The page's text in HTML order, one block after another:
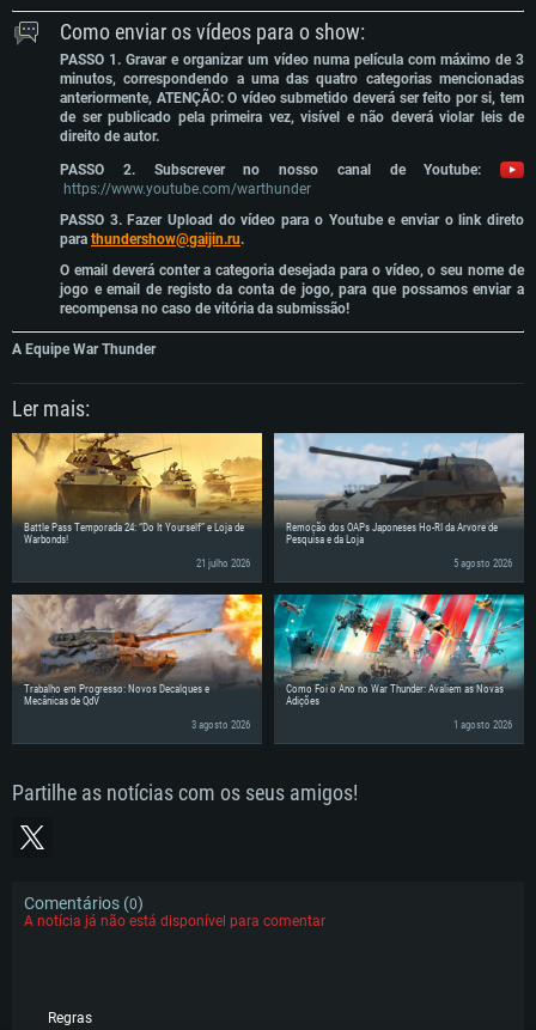
Sistema Operativo: Windows 10 (64 bit)
Processador: Dual-Core 2.2 GHz
Memória: 4GB
Placa Gráfica: Placa com DirectX 11: AMD Radeon 77XX / NVIDIA GeForce
GTX 660. Resolução mínima suportada: 720p
Disco: 23,1 GB
Recomendado
Sistema Operativo: Windows 10/11 (64 bit)
Processador: Intel Core i5, Ryzen 5 3600 ou superior
Memória: 16 GB ou mais
superior, Radeon RX 570 ou superior
Network: Internet de banda larga.
Disco: 75,9 GB
Sistema Operativo: Mac OS Big Sur 11.0 ou versão mais recente
Processador: Core i5 2.2GHz mínimo (Intel Xeon não suportado)
Memória: 6 GB
Placa Gráfica: Intel Iris Pro 5200 (Mac), equivalentes AMD/Nvidia para Mac.
Resolução mínima suportada: 720p com suporte Metal.
Disco: 21,5 GB
Recomendado
Sistema Operativo: Mac OS Big Sur 11.0 ou versão mais recente
Processador: Core i7 (Intel Xeon não suportado)
Memória: 8 GB
Network: Internet de banda larga.
Disco: 60,2 GB
Sistema Operativo: Distribuições mais modernas do Linux de 64bit
Processador: Dual-Core 2.4 GHz
Memória: 4 GB
Placa Gráfica: NVIDIA 660 com os drivers mais recentes (não mais de 6
meses) / equivalentes AMD com os drivers mais recentes com suporte
Vulkan (não mais de 6 meses); Resolução mínima suportada: 720p.
Network: Internet de banda larga.
Recomendado
Sistema Operativo: Ubuntu 20.04 64bit
Processador: Intel Core i7
Memória: 16 GB
Placa Gráfica: NVIDIA 1060 com os drivers mais recentes (não mais de 6
meses) / equivalentes AMD (Radeon RX 570) com os drivers mais recentes
(não mais de 6 meses) com suporte Vulkan.
Network: Internet de banda larga.
Disco: 60,2 GB
Como enviar os vídeos para o show:
PASSO 1. Gravar e organizar um vídeo numa película com máximo de 3
minutos, correspondendo a uma das quatro categorias mencionadas
anteriormente, ATENÇÃO: O vídeo submetido deverá ser feito por si, tem
de ser publicado pela primeira vez, visível e não deverá violar leis de
direito de autor.
PASSO 2. Subscrever no nosso canal de Youtube:
https://www.youtube.com/warthunder
PASSO 3. Fazer Upload do vídeo para o Youtube e enviar o link direto
para thundershow@gaijin.ru.
O email deverá conter a categoria desejada para o vídeo, o seu nome de
jogo e email de registo da conta de jogo, para que possamos enviar a
recompensa no caso de vitória da submissão!
A Equipe War Thunder
Ler mais:
Battle Pass Temporada 24: “Do It Yourself” e Loja de
Warbonds!
21 julho 2026
Remoção dos OAPs Japoneses Ho-RI da Árvore de
Pesquisa e da Loja
5 agosto 2026
Trabalho em Progresso: Novos Decalques e
Mecânicas de QdV
3 agosto 2026
Como Foi o Ano no War Thunder: Avaliem as Novas
Adições
1 agosto 2026
Partilhe as notícias com os seus amigos!
Comentários (0)
A notícia já não está disponível para comentar
Regras